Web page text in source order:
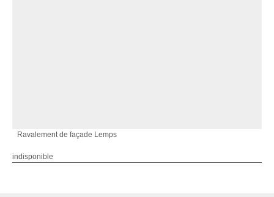
Ravalement de façade Lemps
indisponible